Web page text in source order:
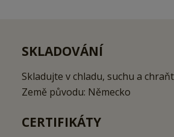
SKLADOVÁNÍ
Skladujte v chladu, suchu a
Země původu: Německo
CERTIFIKÁTY